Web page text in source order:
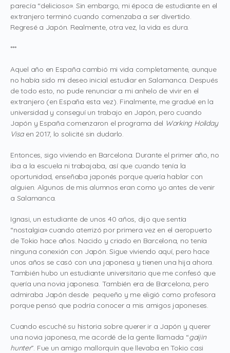
parecía “delicioso». Sin embargo, mi época de estudiante en el
extranjero terminó cuando comenzaba a ser divertido.
Regresé a Japón. Realmente, otra vez, la vida es dura.
***
Aquel año en España cambió mi vida completamente, aunque
no había sido mi deseo inicial estudiar en Salamanca. Después
de todo esto, no pude renunciar a mi anhelo de vivir en el
extranjero (en España esta vez). Finalmente, me gradué en la
universidad y conseguí un trabajo en Japón, pero cuando
Japón y España comenzaron el programa del Working Holiday
Visaen 2017, lo solicité sin dudarlo.
Entonces, sigo viviendo en Barcelona. Durante el primer año, no
iba a la escuela ni trabajaba, así que cuando tenía la
oportunidad, enseñaba japonés porque quería hablar con
alguien. Algunos de mis alumnos eran como yo antes de venir
a Salamanca.
Ignasi, un estudiante de unos 40 años, dijo que sentía
“nostalgia» cuando aterrizó por primera vez en el aeropuerto
de Tokio hace años. Nacido y criado en Barcelona, ​​no tenía
ninguna conexión con Japón. Sigue viviendo aquí, pero hace
unos años se casó con una japonesa y tienen una hija ahora.
También hubo un estudiante universitario que me confesó que
quería una novia japonesa. También era de Barcelona, ​​pero
admiraba Japón desde pequeño y me eligió como profesora
porque pensó que podría conocer a mis amigos japoneses.
Cuando escuché su historia sobre querer ir a Japón y querer
una novia japonesa, me acordé de la gente llamada “gaijin
hunter”. Fue un amigo mallorquín que llevaba en Tokio casi